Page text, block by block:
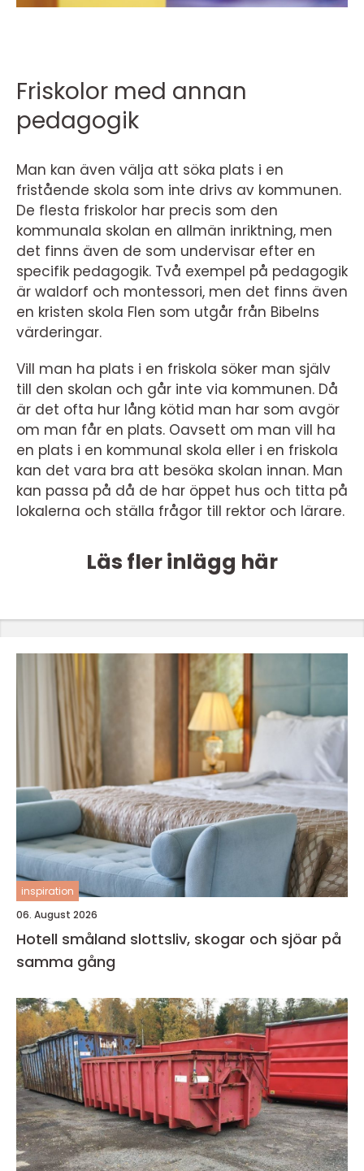
Friskolor med annan
pedagogik
Man kan även välja att söka plats i en
fristående skola som inte drivs av kommunen.
De flesta friskolor har precis som den
kommunala skolan en allmän inriktning, men
det finns även de som undervisar efter en
specifik pedagogik. Två exempel på pedagogik
är waldorf och montessori, men det finns även
en kristen skola Flen som utgår från Bibelns
värderingar.
Vill man ha plats i en friskola söker man själv
till den skolan och går inte via kommunen. Då
är det ofta hur lång kötid man har som avgör
om man får en plats. Oavsett om man vill ha
en plats i en kommunal skola eller i en friskola
kan det vara bra att besöka skolan innan. Man
kan passa på då de har öppet hus och titta på
lokalerna och ställa frågor till rektor och lärare.
Läs fler inlägg här
inspiration
06. August 2026
Hotell småland slottsliv, skogar och sjöar på
samma gång